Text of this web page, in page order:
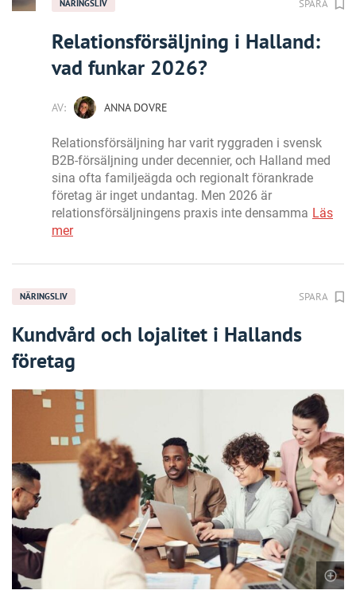
NÄRINGSLIV SPARA
Relationsförsäljning i Halland:
vad funkar 2026?
AV: ANNA DOVRE
Relationsförsäljning har varit ryggraden i svensk
B2B-försäljning under decennier, och Halland med
sina ofta familjeägda och regionalt förankrade
företag är inget undantag. Men 2026 är
relationsförsäljningens praxis inte densamma Läs
mer
NÄRINGSLIV SPARA
Kundvård och lojalitet i Hallands
företag